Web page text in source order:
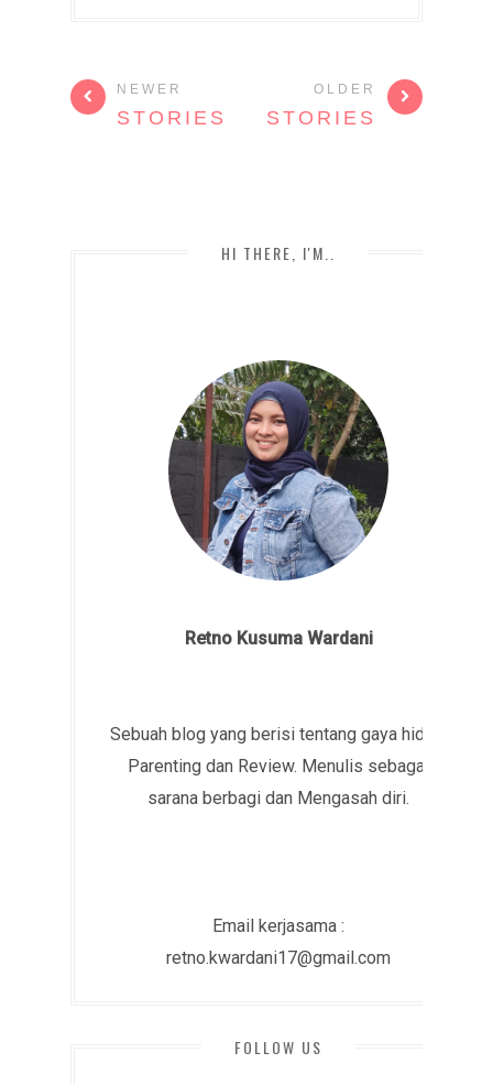
NEWER
STORIES
OLDER
STORIES
HI THERE, I'M..
Retno Kusuma Wardani
Sebuah blog yang berisi tentang gaya hidup,
Parenting dan Review. Menulis sebagai
sarana berbagi dan Mengasah diri.
Email kerjasama :
retno.kwardani17@gmail.com
FOLLOW US